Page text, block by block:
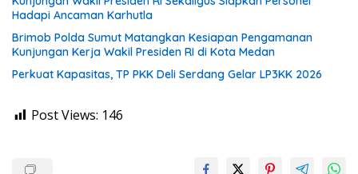
Hadapi Ancaman Karhutla
Brimob Polda Sumut Matangkan Kesiapan Pengamanan
Kunjungan Kerja Wakil Presiden RI di Kota Medan
Perkuat Kapasitas, TP PKK Deli Serdang Gelar LP3KK 2026
Post Views: 146